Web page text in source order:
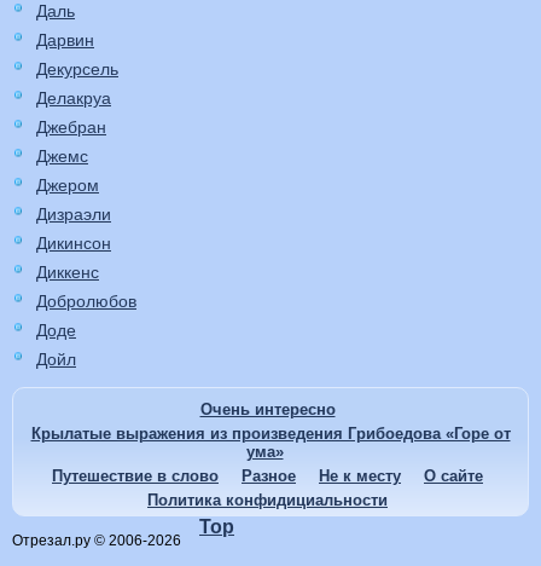
Даль
Дарвин
Декурсель
Делакруа
Джебран
Джемс
Джером
Дизраэли
Дикинсон
Диккенс
Добролюбов
Доде
Дойл
Очень интересно
Крылатые выражения из произведения Грибоедова «Горе от
ума»
Путешествие в слово
Разное Не к месту
О сайте
Политика конфидициальности
Отрезал.ру © 2006-2026
Top